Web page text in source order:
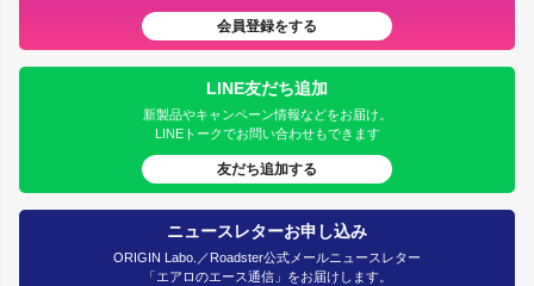
会員登録をする
LINE友だち追加
新製品やキャンペーン情報などをお届け。
LINEトークでお問い合わせもできます
友だち追加する
ニュースレターお申し込み
ORIGIN Labo.／Roadster公式メールニュースレター
「エアロのエース通信」をお届けします。